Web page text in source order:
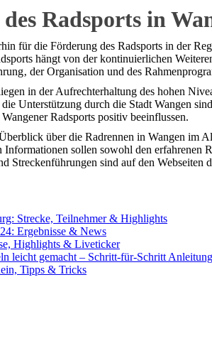
Radsports in
für die Förderung des Radsports in der
hängt von der kontinuierlichen
der Organisation und des
in der Aufrechterhaltung des hohen
Unterstützung durch die Stadt Wangen
Radsports positiv beeinflussen.
über die Radrennen in Wangen im
sollen sowohl den erfahrenen
Streckenführungen sind auf den
Strecke, Teilnehmer & Highlights
Ergebnisse & News
Highlights & Liveticker
leicht gemacht – Schritt-für-Schritt
Tipps & Tricks